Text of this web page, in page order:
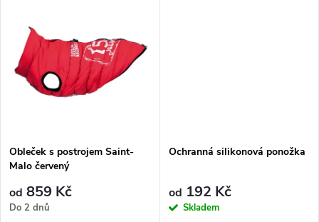
ů
ů
Obleček s postrojem Saint-
Malo červený
od 859 Kč
Do 2 dnů
Ochranná silikonová ponožka
od 192 Kč
Skladem